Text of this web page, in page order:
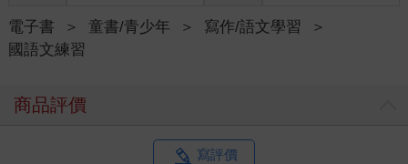
電子書 ＞ 童書/青少年 ＞ 寫作/語文學習
＞
國語文練習
商品評價
寫評價